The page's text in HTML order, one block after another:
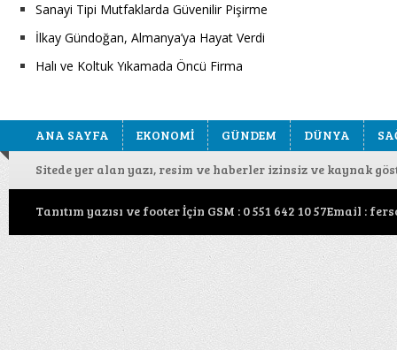
Sanayi Tipi Mutfaklarda Güvenilir Pişirme
İlkay Gündoğan, Almanya’ya Hayat Verdi
Halı ve Koltuk Yıkamada Öncü Firma
ANA SAYFA EKONOMİ GÜNDEM DÜNYA
Sitede yer alan yazı, resim ve haberler izinsiz ve kaynak
Tanıtım yazısı ve footer İçin GSM : 0 551 642 10 57Email :